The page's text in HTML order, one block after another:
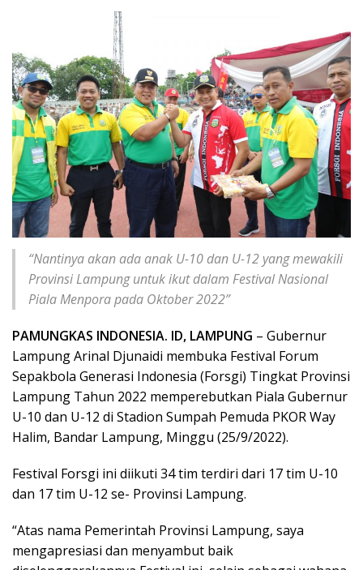
“Nantinya akan ada anak U-10 dan U-12 yang mewakili
Provinsi Lampung untuk ikut dalam Festival Nasional
Piala Menpora pada Oktober 2022”
PAMUNGKAS INDONESIA. ID, LAMPUNG – Gubernur
Lampung Arinal Djunaidi membuka Festival Forum
Sepakbola Generasi Indonesia (Forsgi) Tingkat Provinsi
Lampung Tahun 2022 memperebutkan Piala Gubernur
U-10 dan U-12 di Stadion Sumpah Pemuda PKOR Way
Halim, Bandar Lampung, Minggu (25/9/2022).
Festival Forsgi ini diikuti 34 tim terdiri dari 17 tim U-10
dan 17 tim U-12 se- Provinsi Lampung.
“Atas nama Pemerintah Provinsi Lampung, saya
mengapresiasi dan menyambut baik